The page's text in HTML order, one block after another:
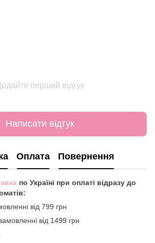
перший відгук
Написати відгук
Оплата Повернення
по Україні при оплаті відразу до
від 799 грн
від 1499 грн